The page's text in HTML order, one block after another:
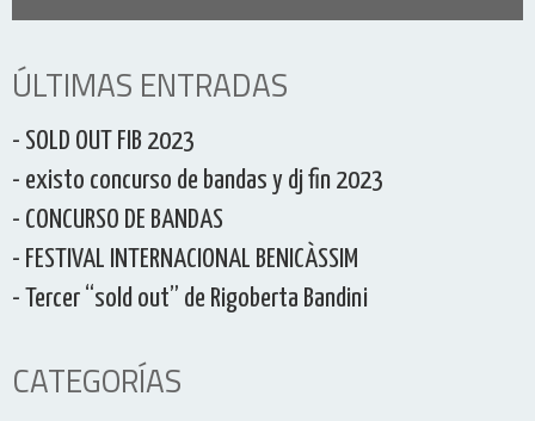
ÚLTIMAS ENTRADAS
- SOLD OUT FIB 2023
- existo concurso de bandas y dj fin 2023
- CONCURSO DE BANDAS
- FESTIVAL INTERNACIONAL BENICÀSSIM
- Tercer “sold out” de Rigoberta Bandini
CATEGORÍAS